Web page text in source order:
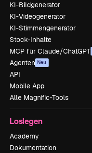
KI-Bildgenerator
KI-Videogenerator
KI-Stimmengenerator
Stock-Inhalte
MCP für Claude/ChatGPT
Agenten Neu
API
Mobile App
Alle Magnific-Tools
Loslegen
Academy
Dokumentation